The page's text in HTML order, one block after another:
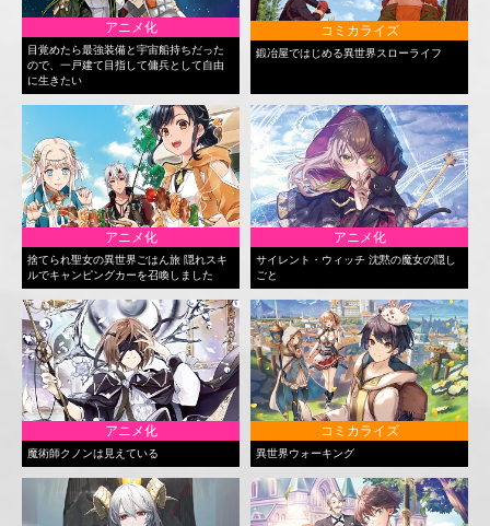
アニメ化
目覚めたら最強装備と宇宙船持ちだった
ので、一戸建て目指して傭兵として自由
に生きたい
コミカライズ
鍛冶屋ではじめる異世界スローライフ
アニメ化
捨てられ聖女の異世界ごはん旅 隠れスキ
ルでキャンピングカーを召喚しました
アニメ化
サイレント・ウィッチ 沈黙の魔女の隠し
ごと
アニメ化
魔術師クノンは見えている
コミカライズ
異世界ウォーキング